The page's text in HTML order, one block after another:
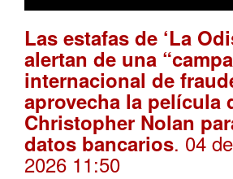
Las estafas de ‘La
alertan de una
internacional de
aprovecha la película
Christopher Nolan
datos bancarios. 04
2026 11:50